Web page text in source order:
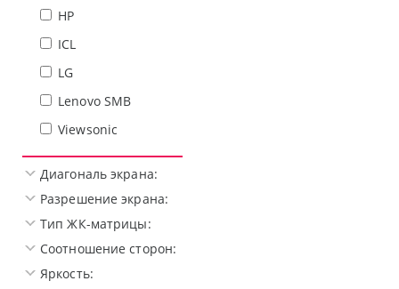
HP
ICL
LG
Lenovo SMB
Viewsonic
Диагональ экрана:
Разрешение экрана:
Тип ЖК-матрицы:
Соотношение сторон:
Яркость: